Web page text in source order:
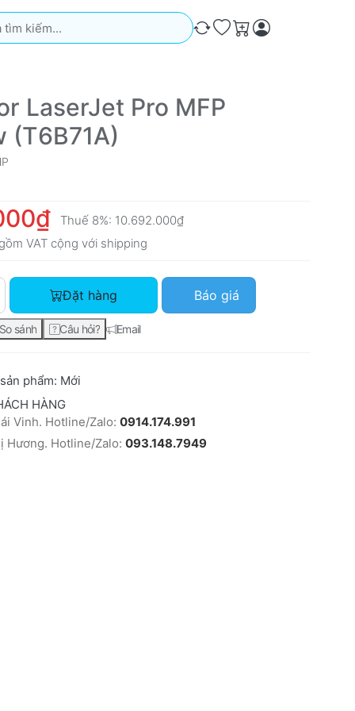
Kết quả sẽ tự động xuất hiện khi bạn nhập. Nhấn phím
So sánh
Ưa thích
Giỏ hàng
LaserJet Pro MFP
(T6B71A)
Thuế 8%: 10.692.000₫
VAT cộng với shipping
HP Color LaserJet Pro MFP M181fw (T6B71A) với giá
Đặt hàng Báo giá
So sánh Câu hỏi? Email
phẩm: Mới
HÀNG
Vinh. Hotline/Zalo: 0914.174.991
Hương. Hotline/Zalo: 093.148.7949